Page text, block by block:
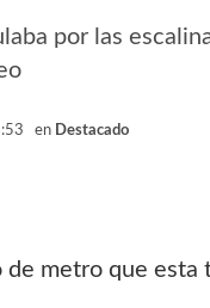
por las
en Destacado
metro que